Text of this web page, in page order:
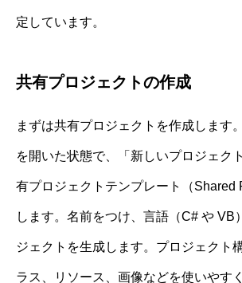
定しています。
共有プロジェクトの作成
まずは共有プロジェクトを作成します
を開いた状態で、「新しいプロジェク
有プロジェクトテンプレート（Shared
します。名前をつけ、言語（C# や VB
ジェクトを生成します。プロジェクト
ラス、リソース、画像などを使いやす